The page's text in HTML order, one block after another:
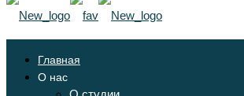
Главная
О нас